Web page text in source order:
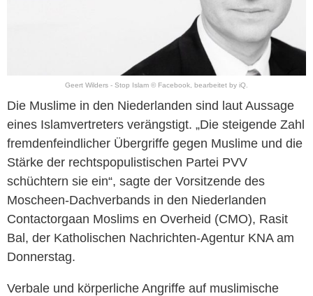
Geert Wilders - Stop Islam © Facebook, bearbeitet by iQ.
Die Muslime in den Niederlanden sind laut Aussage
eines Islamvertreters verängstigt. „Die steigende Zahl
fremdenfeindlicher Übergriffe gegen Muslime und die
Stärke der rechtspopulistischen Partei PVV
schüchtern sie ein“, sagte der Vorsitzende des
Moscheen-Dachverbands in den Niederlanden
Contactorgaan Moslims en Overheid (CMO), Rasit
Bal, der Katholischen Nachrichten-Agentur KNA am
Donnerstag.
Verbale und körperliche Angriffe auf muslimische